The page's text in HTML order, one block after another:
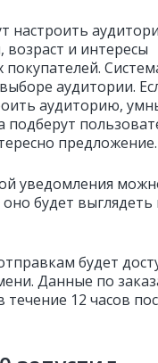
настроить
возраст и интересы
аудитории.
аудиторию,
подберут
предложение.
уведомления
будет выглядеть
будет
Данные по
течение 12 часов